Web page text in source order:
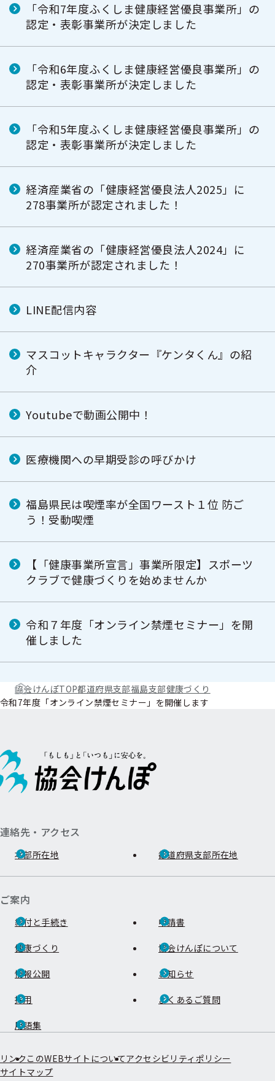
「令和7年度ふくしま健康経営優良事業所」の
認定・表彰事業所が決定しました
「令和6年度ふくしま健康経営優良事業所」の
認定・表彰事業所が決定しました
「令和5年度ふくしま健康経営優良事業所」の
認定・表彰事業所が決定しました
経済産業省の「健康経営優良法人2025」に
278事業所が認定されました！
経済産業省の「健康経営優良法人2024」に
270事業所が認定されました！
LINE配信内容
マスコットキャラクター『ケンタくん』の紹
介
Youtubeで動画公開中！
医療機関への早期受診の呼びかけ
福島県民は喫煙率が全国ワースト１位 防ご
う！受動喫煙
【「健康事業所宣言」事業所限定】スポーツ
クラブで健康づくりを始めませんか
令和７年度「オンライン禁煙セミナー」を開
催しました
協会けんぽTOP都道府県支部福島支部健康づくり
令和7年度「オンライン禁煙セミナー」を開催します
連絡先・アクセス
本部所在地 都道府県支部所在地
ご案内
給付と手続き 申請書
健康づくり 協会けんぽについて
情報公開 お知らせ
採用 よくあるご質問
用語集
リンク このWEBサイトについてアクセシビリティポリシー
サイトマップ